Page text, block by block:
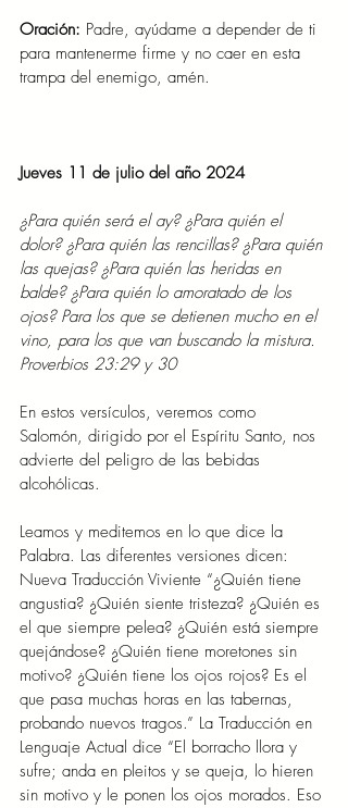
Oración: Padre, ayúdame a depender de ti
para mantenerme firme y no caer en esta
trampa del enemigo, amén.
Jueves 11 de julio del año 2024
¿Para quién será el ay? ¿Para quién el
dolor? ¿Para quién las rencillas? ¿Para quién
las quejas? ¿Para quién las heridas en
balde? ¿Para quién lo amoratado de los
ojos? Para los que se detienen mucho en el
vino, para los que van buscando la mistura.
Proverbios 23:29 y 30
En estos versículos, veremos como
Salomón, dirigido por el Espíritu Santo, nos
advierte del peligro de las bebidas
alcohólicas.
Leamos y meditemos en lo que dice la
Palabra. Las diferentes versiones dicen:
Nueva Traducción Viviente “¿Quién tiene
angustia? ¿Quién siente tristeza? ¿Quién es
el que siempre pelea? ¿Quién está siempre
quejándose? ¿Quién tiene moretones sin
motivo? ¿Quién tiene los ojos rojos? Es el
que pasa muchas horas en las tabernas,
probando nuevos tragos.” La Traducción en
Lenguaje Actual dice “El borracho llora y
sufre; anda en pleitos y se queja, lo hieren
sin motivo y le ponen los ojos morados. Eso